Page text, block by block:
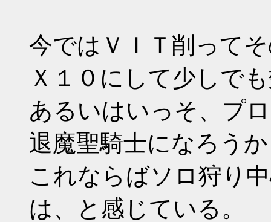
今ではＶＩＴ削って
Ｘ１０にして少しで
あるいはいっそ、プ
退魔聖騎士になろう
これならばソロ狩り
は、と感じている。